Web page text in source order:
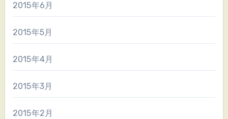
2015年6月
2015年5月
2015年4月
2015年3月
2015年2月